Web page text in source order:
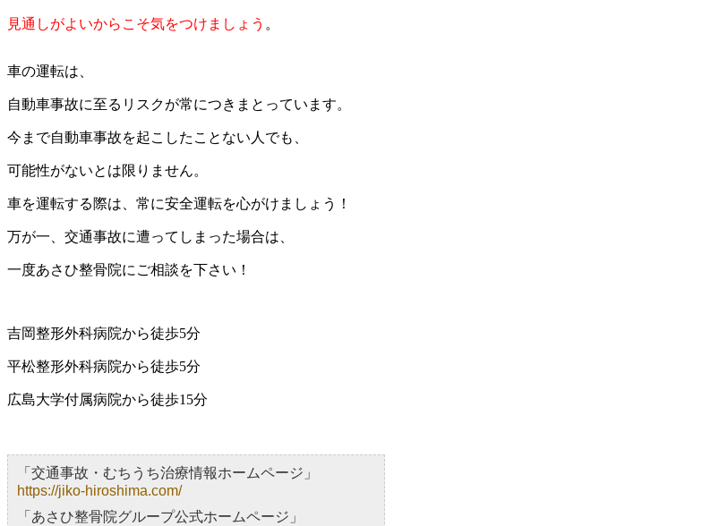
見通しがよいからこそ気をつけましょう 。
車の運転は、
自動車事故に至るリスクが常につきまとっています。
今まで自動車事故を起こしたことない人でも、
可能性がないとは限りません。
車を運転する際は、常に安全運転を心がけましょう！
万が一、交通事故に遭ってしまった場合は、
一度あさひ整骨院にご相談を下さい！
吉岡整形外科病院から徒歩5分
平松整形外科病院から徒歩5分
広島大学付属病院から徒歩15分
「交通事故・むちうち治療情報ホームページ」
https://jiko-hiroshima.com/
「あさひ整骨院グループ公式ホームページ」